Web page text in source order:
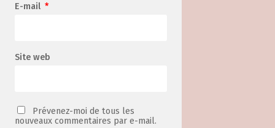
E-mail *
Site web
Prévenez-moi de tous les
nouveaux commentaires par e-mail.